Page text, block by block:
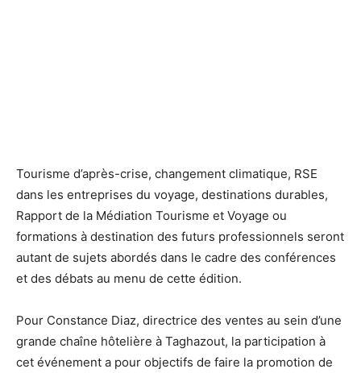
Tourisme d’après-crise, changement climatique, RSE
dans les entreprises du voyage, destinations durables,
Rapport de la Médiation Tourisme et Voyage ou
formations à destination des futurs professionnels seront
autant de sujets abordés dans le cadre des conférences
et des débats au menu de cette édition.
Pour Constance Diaz, directrice des ventes au sein d’une
grande chaîne hôtelière à Taghazout, la participation à
cet événement a pour objectifs de faire la promotion de